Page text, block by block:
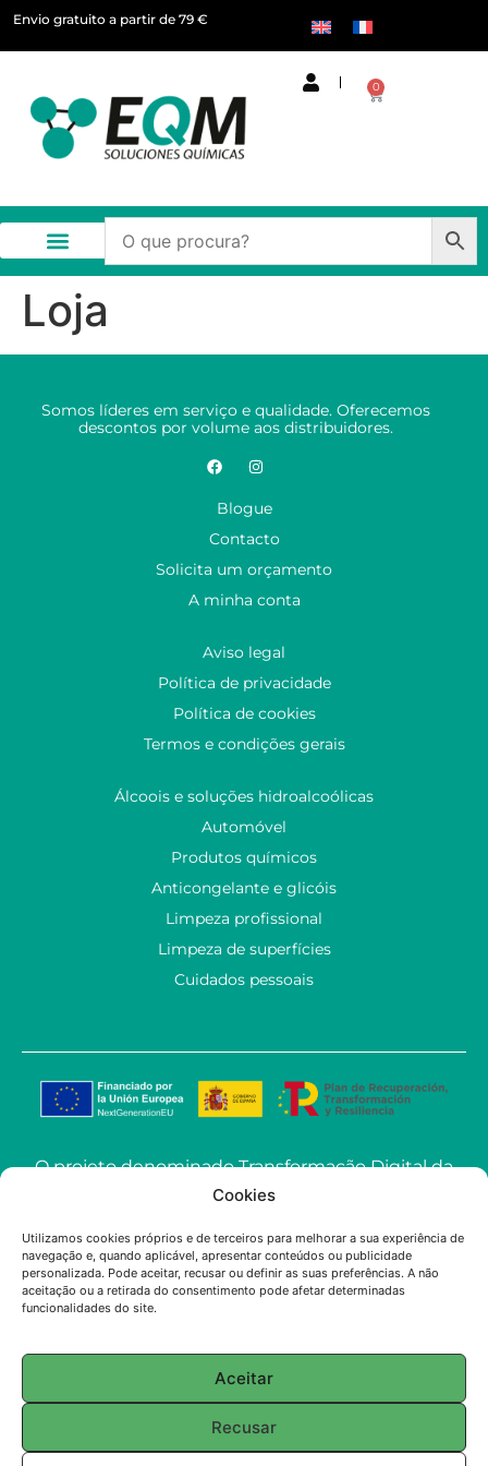
Cookies
Utilizamos cookies próprios e de terceiros para melhorar a sua experiência de
navegação e, quando aplicável, apresentar conteúdos ou publicidade
personalizada. Pode aceitar, recusar ou definir as suas preferências. A não
aceitação ou a retirada do consentimento pode afetar determinadas
funcionalidades do site.
Aceitar
Recusar
Envio gratuito a partir de 79 €
0
Loja
Somos líderes em serviço e qualidade. Oferecemos
descontos por volume aos distribuidores.
Blogue
Contacto
Solicita um orçamento
A minha conta
Aviso legal
Política de privacidade
Política de cookies
Termos e condições gerais
Álcoois e soluções hidroalcoólicas
Automóvel
Produtos químicos
Anticongelante e glicóis
Limpeza profissional
Limpeza de superfícies
Cuidados pessoais
O projeto denominado Transformação Digital da
ECOSoluciones Químicas através de Soluções
ECOSOLUCIONES QUÍMICAS S.L. foi financiado
pela União Europeia-NextGenerationEU no
âmbito do convite à apresentação de propostas
aplicada à indústria na Comunidade de Madrid.